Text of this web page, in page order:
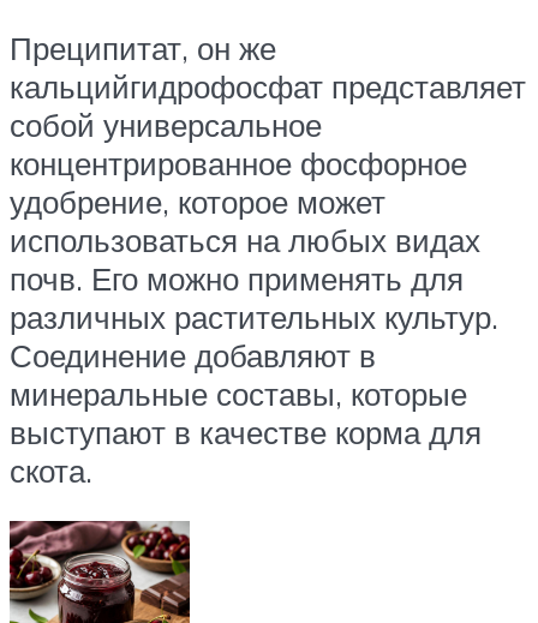
Преципитат, он же
кальцийгидрофосфат представляет
собой универсальное
концентрированное фосфорное
удобрение, которое может
использоваться на любых видах
почв. Его можно применять для
различных растительных культур.
Соединение добавляют в
минеральные составы, которые
выступают в качестве корма для
скота.